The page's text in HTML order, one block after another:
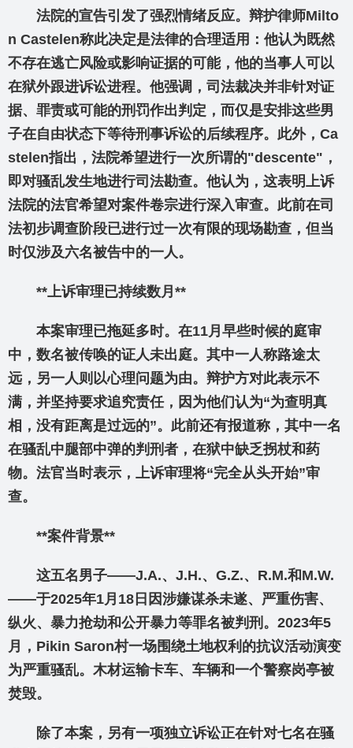
法院的宣告引发了强烈情绪反应。辩护律师Milto
n Castelen称此决定是法律的合理适用：他认为既然
不存在逃亡风险或影响证据的可能，他的当事人可以
在狱外跟进诉讼进程。他强调，司法裁决并非针对证
据、罪责或可能的刑罚作出判定，而仅是安排这些男
子在自由状态下等待刑事诉讼的后续程序。此外，Ca
stelen指出，法院希望进行一次所谓的"descente"，
即对骚乱发生地进行司法勘查。他认为，这表明上诉
法院的法官希望对案件卷宗进行深入审查。此前在司
法初步调查阶段已进行过一次有限的现场勘查，但当
时仅涉及六名被告中的一人。
**上诉审理已持续数月**
本案审理已拖延多时。在11月早些时候的庭审
中，数名被传唤的证人未出庭。其中一人称路途太
远，另一人则以心理问题为由。辩护方对此表示不
满，并坚持要求追究责任，因为他们认为“为查明真
相，没有距离是过远的”。此前还有报道称，其中一名
在骚乱中腿部中弹的判刑者，在狱中缺乏拐杖和药
物。法官当时表示，上诉审理将“完全从头开始”审
查。
**案件背景**
这五名男子——J.A.、J.H.、G.Z.、R.M.和M.W.
——于2025年1月18日因涉嫌谋杀未遂、严重伤害、
纵火、暴力抢劫和公开暴力等罪名被判刑。2023年5
月，Pikin Saron村一场围绕土地权利的抗议活动演变
为严重骚乱。木材运输卡车、车辆和一个警察岗亭被
焚毁。
除了本案，另有一项独立诉讼正在针对七名在骚